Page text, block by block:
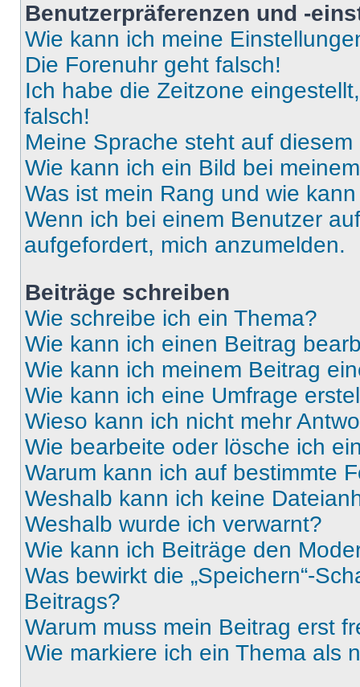
Benutzerpräferenzen und -
Wie kann ich meine
Die Forenuhr geht falsch!
Ich habe die Zeitzone
falsch!
Meine Sprache steht auf
Wie kann ich ein Bild bei
Was ist mein Rang und wie
Wenn ich bei einem Benutzer
aufgefordert, mich anzumelden.
Beiträge schreiben
Wie schreibe ich ein Thema?
Wie kann ich einen Beitrag
Wie kann ich meinem Beitrag
Wie kann ich eine Umfrage
Wieso kann ich nicht mehr
Wie bearbeite oder lösche ich
Warum kann ich auf bestimmte
Weshalb kann ich keine
Weshalb wurde ich verwarnt?
Wie kann ich Beiträge den
Was bewirkt die „Speichern“-
Beitrags?
Warum muss mein Beitrag erst
Wie markiere ich ein Thema als